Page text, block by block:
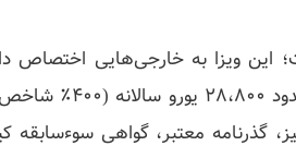
این ویزا به خارجی‌هایی اختصاص
معتبر، گواهی سوءسابقه